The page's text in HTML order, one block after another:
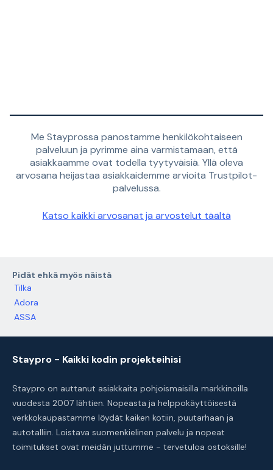
Me Stayprossa panostamme henkilökohtaiseen
palveluun ja pyrimme aina varmistamaan, että
asiakkaamme ovat todella tyytyväisiä. Yllä oleva
arvosana heijastaa asiakkaidemme arvioita Trustpilot-
palvelussa.
Katso kaikki arvosanat ja arvostelut täältä
Pidät ehkä myös näistä
Tilka
Adora
ASSA
Staypro - Kaikki kodin projekteihisi
Staypro on auttanut asiakkaita pohjoismaisilla markkinoilla
vuodesta 2007 lähtien. Nopeasta ja helppokäyttöisestä
verkkokaupastamme löydät kaiken kotiin, puutarhaan ja
autotalliin. Loistava suomenkielinen palvelu ja nopeat
toimitukset ovat meidän juttumme - tervetuloa ostoksille!